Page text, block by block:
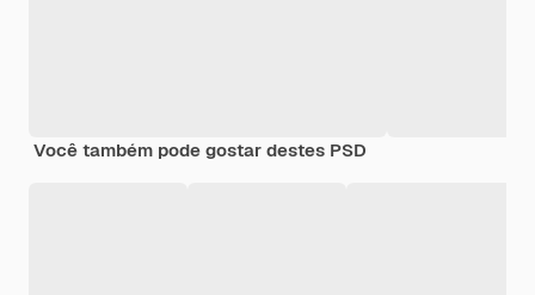
Você também pode gostar destes PSD